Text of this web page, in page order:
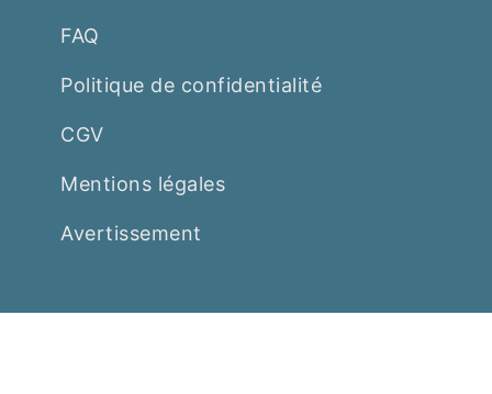
FAQ
Politique de confidentialité
CGV
Mentions légales
Avertissement